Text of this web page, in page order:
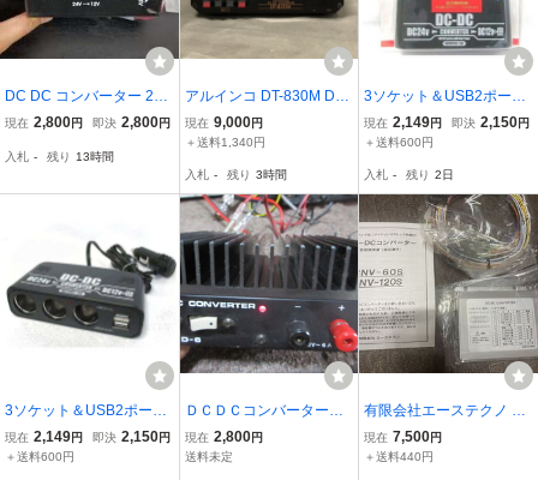
DC DC コンバーター 24
Ｖ → 12Ｖ デコデコ 15Ａ
【バックアップ機能】 / 2
現在 2,800円 即決 2,800円
入札 - 残り 13時間
アルインコ DT-830M DC
コンバーター 24V13.8V
現状品 ALINCO
現在 9,000円
＋送料1,340円
入札 - 残り 3時間
3ソケット＆USB2ポート
装備! DC24VをDC12V
に変換! 最大3A コード
-DCコンバーター
現在 2,149円 即決 2,150円
＋送料600円
入札 - 残り 2日
3ソケット＆USB2ポート
装備! DC24VをDC12V
に変換! 最大3A コード
現在 2,149円 即決 2,150円
＋送料600円
ＤＣＤＣコンバーター
ＥＤ－６ ６Ａ DC２
４→DC12V
現在 2,800円
送料未定
有限会社エーステクノ D
C-DCコンバーター CNV-
120S新品未使用
現在 7,500円
＋送料440円